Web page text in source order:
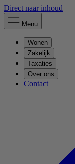
Direct naar inhoud
Menu
Wonen
Zakelijk
Taxaties
Over ons
Contact